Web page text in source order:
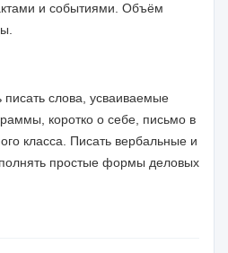
и событиями. Объём
слова, усваиваемые
коротко о себе, письмо в
класса. Писать вербальные и
простые формы деловых